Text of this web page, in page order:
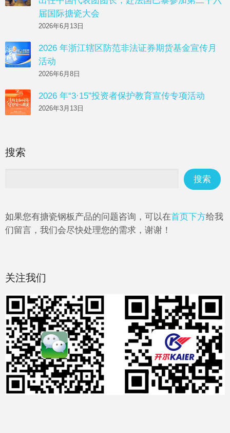
届国际搪瓷大会
2026年6月13日
2026 年浙江辖区防范非法证券期货基金宣传月
活动
2026年6月8日
2026 年“3·15”投资者保护教育宣传专项活动
2026年3月13日
搜索
如果您有搪瓷钢板产品的问题咨询，可以在首页下方给我
们留言，我们会尽快处理您的需求，谢谢！
关注我们